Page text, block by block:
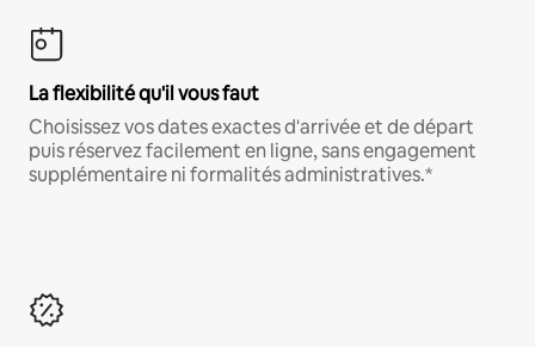
La flexibilité qu'il vous faut
Choisissez vos dates exactes d'arrivée et de départ
puis réservez facilement en ligne, sans engagement
supplémentaire ni formalités administratives.*